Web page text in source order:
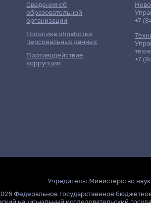
Сведения об
образовательной
организации
Политика обработки
персональных данных
Противодействие
коррупции
+7
+7
Учредитель: Министерство
Федеральное государственное